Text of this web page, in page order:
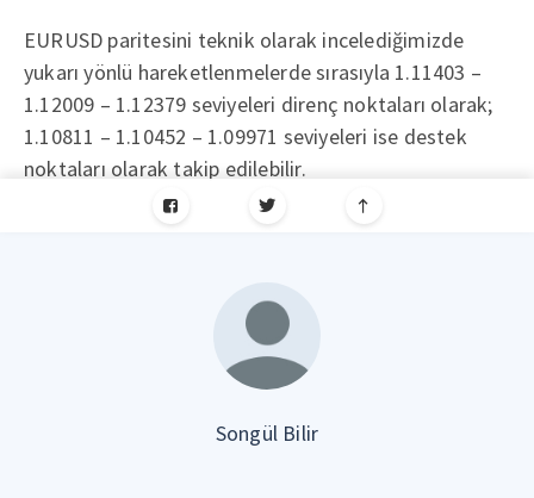
EURUSD paritesini teknik olarak incelediğimizde
yukarı yönlü hareketlenmelerde sırasıyla 1.11403 –
1.12009 – 1.12379 seviyeleri direnç noktaları olarak;
1.10811 – 1.10452 – 1.09971 seviyeleri ise destek
noktaları olarak takip edilebilir.
Songül Bilir